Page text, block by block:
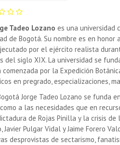
Tadeo Lozano es una universidad
de Bogotá. Su nombre es en
por el ejército realista
del siglo XIX. La universidad se
por la Expedición
en pregrado, especializaciones,
Jorge Tadeo Lozano se funda
a las necesidades que en
de Rojas Pinilla y la crisis de
Javier Pulgar Vidal y Jaime Forero
desprovistas de sectarismo,